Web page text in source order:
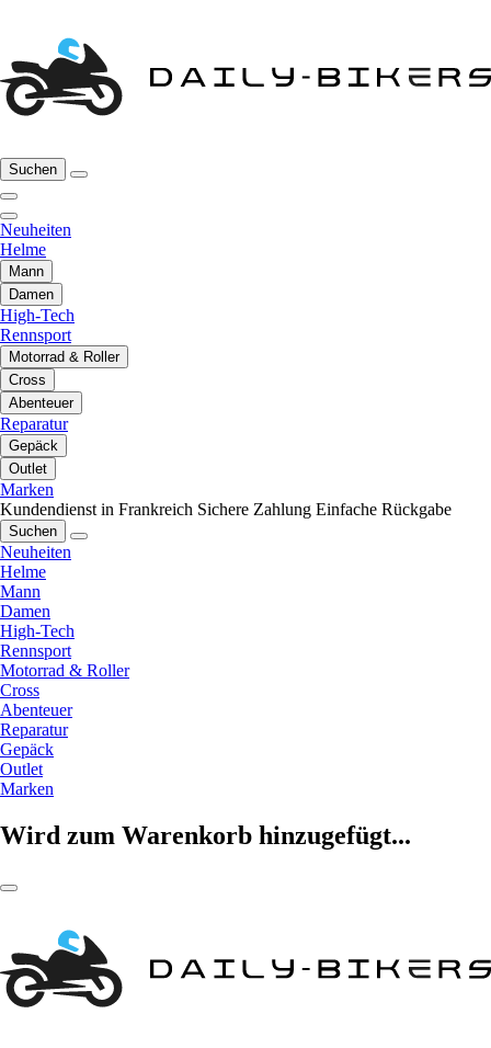
Suchen
Neuheiten
Helme
Mann
Damen
High-Tech
Rennsport
Motorrad & Roller
Cross
Abenteuer
Reparatur
Gepäck
Outlet
Marken
Kundendienst in Frankreich Sichere Zahlung Einfache Rückgabe
Suchen
Neuheiten
Helme
Mann
Damen
High-Tech
Rennsport
Motorrad & Roller
Cross
Abenteuer
Reparatur
Gepäck
Outlet
Marken
Wird zum Warenkorb hinzugefügt...